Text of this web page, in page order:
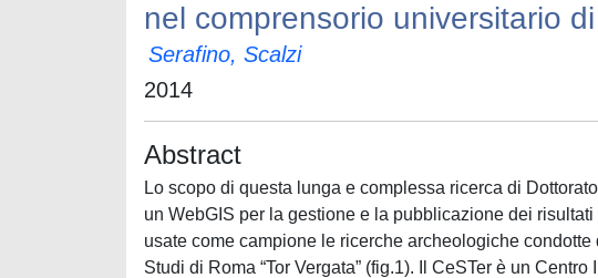
nel comprensorio universitario di
Serafino, Scalzi
2014
Abstract
Lo scopo di questa lunga e complessa ricerca di
un WebGIS per la gestione e la pubblicazione dei
usate come campione le ricerche archeologiche
Studi di Roma “Tor Vergata” (fig.1). Il CeSTer è un